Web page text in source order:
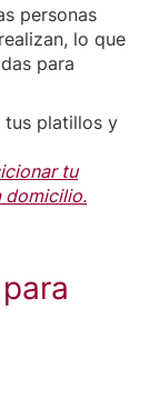
personas
lo que
para
platillos y
tu
domicilio.